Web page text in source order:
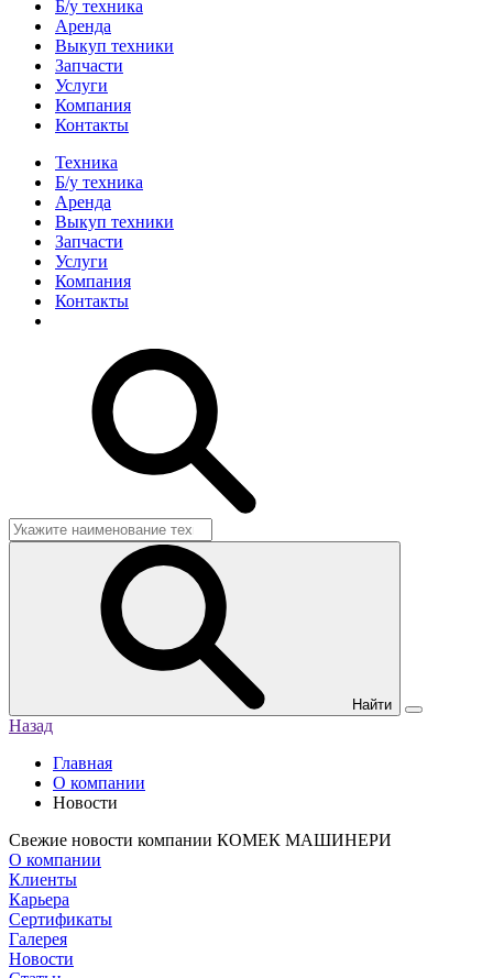
Б/у техника
Аренда
Выкуп техники
Запчасти
Услуги
Компания
Контакты
Техника
Б/у техника
Аренда
Выкуп техники
Запчасти
Услуги
Компания
Контакты
Найти
Назад
Главная
О компании
Новости
Свежие новости компании КОМЕК МАШИНЕРИ
О компании
Клиенты
Карьера
Сертификаты
Галерея
Новости